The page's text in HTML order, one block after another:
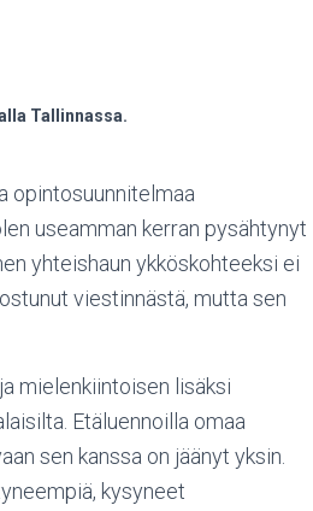
Tallinnassa.
opintosuunnitelmaa
useamman kerran pysähtynyt
yhteishaun ykköskohteeksi ei
viestinnästä, mutta sen
mielenkiintoisen lisäksi
Etäluennoilla omaa
sen kanssa on jäänyt yksin.
kysyneet